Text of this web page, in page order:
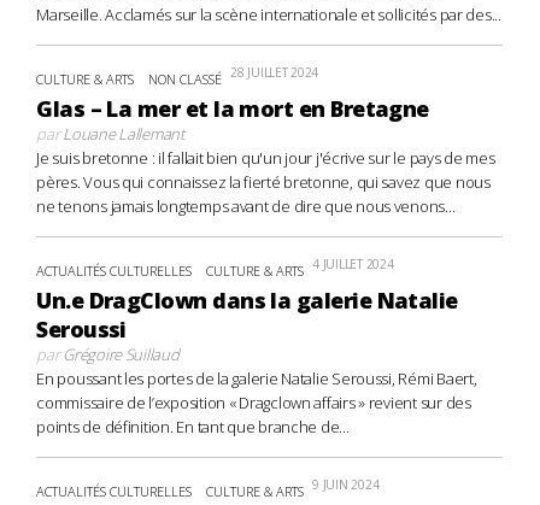
Marseille. Acclamés sur la scène internationale et sollicités par des...
CULTURE & ARTS NON CLASSÉ 28 JUILLET 2024
Glas – La mer et la mort en Bretagne
parLouane Lallemant
Je suis bretonne : il fallait bien qu'un jour j'écrive sur le pays de mes
pères. Vous qui connaissez la fierté bretonne, qui savez que nous
ne tenons jamais longtemps avant de dire que nous venons...
ACTUALITÉS CULTURELLES CULTURE & ARTS 4 JUILLET 2024
Un.e DragClown dans la galerie Natalie
Seroussi
parGrégoire Suillaud
En poussant les portes de la galerie Natalie Seroussi, Rémi Baert,
commissaire de l’exposition « Dragclown affairs » revient sur des
points de définition. En tant que branche de...
ACTUALITÉS CULTURELLES CULTURE & ARTS 9 JUIN 2024